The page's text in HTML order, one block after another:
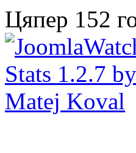
Цяпер 152